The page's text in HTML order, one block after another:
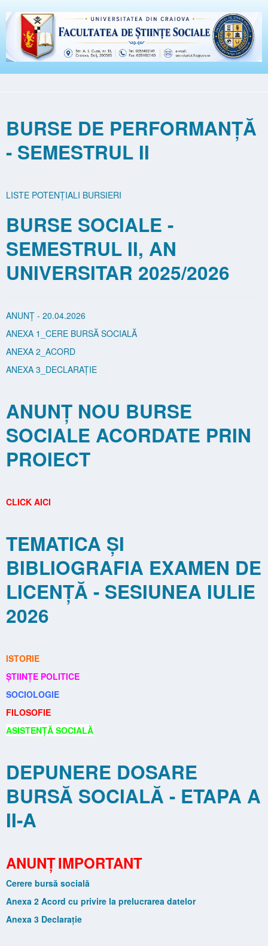
BURSE DE PERFORMANȚĂ
- SEMESTRUL II
LISTE POTENȚIALI BURSIERI
BURSE SOCIALE -
SEMESTRUL II, AN
UNIVERSITAR 2025/2026
ANUNȚ - 20.04.2026
ANEXA 1_CERE BURSĂ SOCIALĂ
ANEXA 2_ACORD
ANEXA 3_DECLARAȚIE
ANUNȚ NOU BURSE
SOCIALE ACORDATE PRIN
PROIECT
CLICK AICI
TEMATICA ȘI
BIBLIOGRAFIA EXAMEN DE
LICENȚĂ - SESIUNEA IULIE
2026
ISTORIE
ȘTIINȚE POLITICE
SOCIOLOGIE
FILOSOFIE
ASISTENȚĂ SOCIALĂ
DEPUNERE DOSARE
BURSĂ SOCIALĂ - ETAPA A
II-A
ANUNȚIMPORTANT
Cerere bursă socială
Anexa 2 Acord cu privire la prelucrarea datelor
Anexa 3 Declarație